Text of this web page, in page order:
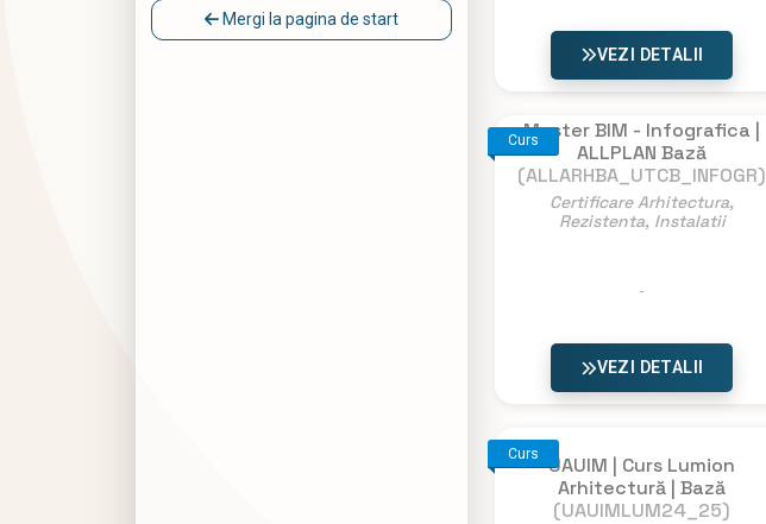
Mergi la pagina de start
VEZI DETALII
Curs
NU EXISTA
Master BIM - Infografica |
ALLPLAN Bază
(ALLARHBA_UTCB_INFOGR)
Certificare Arhitectura,
Rezistenta, Instalatii
VEZI DETALII
Curs
UAUIM | Curs Lumion
Arhitectură | Bază
(UAUIMLUM24_25)